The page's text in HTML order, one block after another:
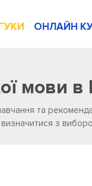
ОНЛАЙН
мови в
та
визначитися з